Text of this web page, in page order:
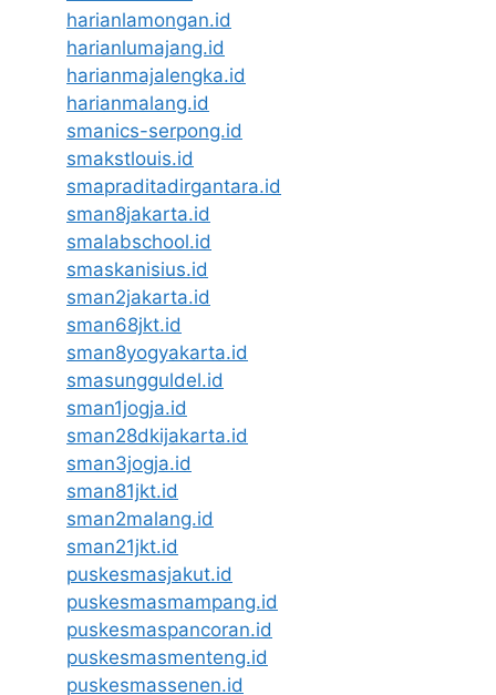
harianlamongan.id
harianlumajang.id
harianmajalengka.id
harianmalang.id
smanics-serpong.id
smakstlouis.id
smapraditadirgantara.id
sman8jakarta.id
smalabschool.id
smaskanisius.id
sman2jakarta.id
sman68jkt.id
sman8yogyakarta.id
smasungguldel.id
sman1jogja.id
sman28dkijakarta.id
sman3jogja.id
sman81jkt.id
sman2malang.id
sman21jkt.id
puskesmasjakut.id
puskesmasmampang.id
puskesmaspancoran.id
puskesmasmenteng.id
puskesmassenen.id